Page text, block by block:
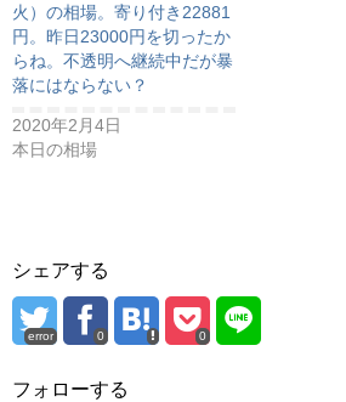
火）の相場。寄り付き22881
円。昨日23000円を切ったか
らね。不透明へ継続中だが暴
落にはならない？
2020年2月4日
本日の相場
シェアする
error 0 0
フォローする